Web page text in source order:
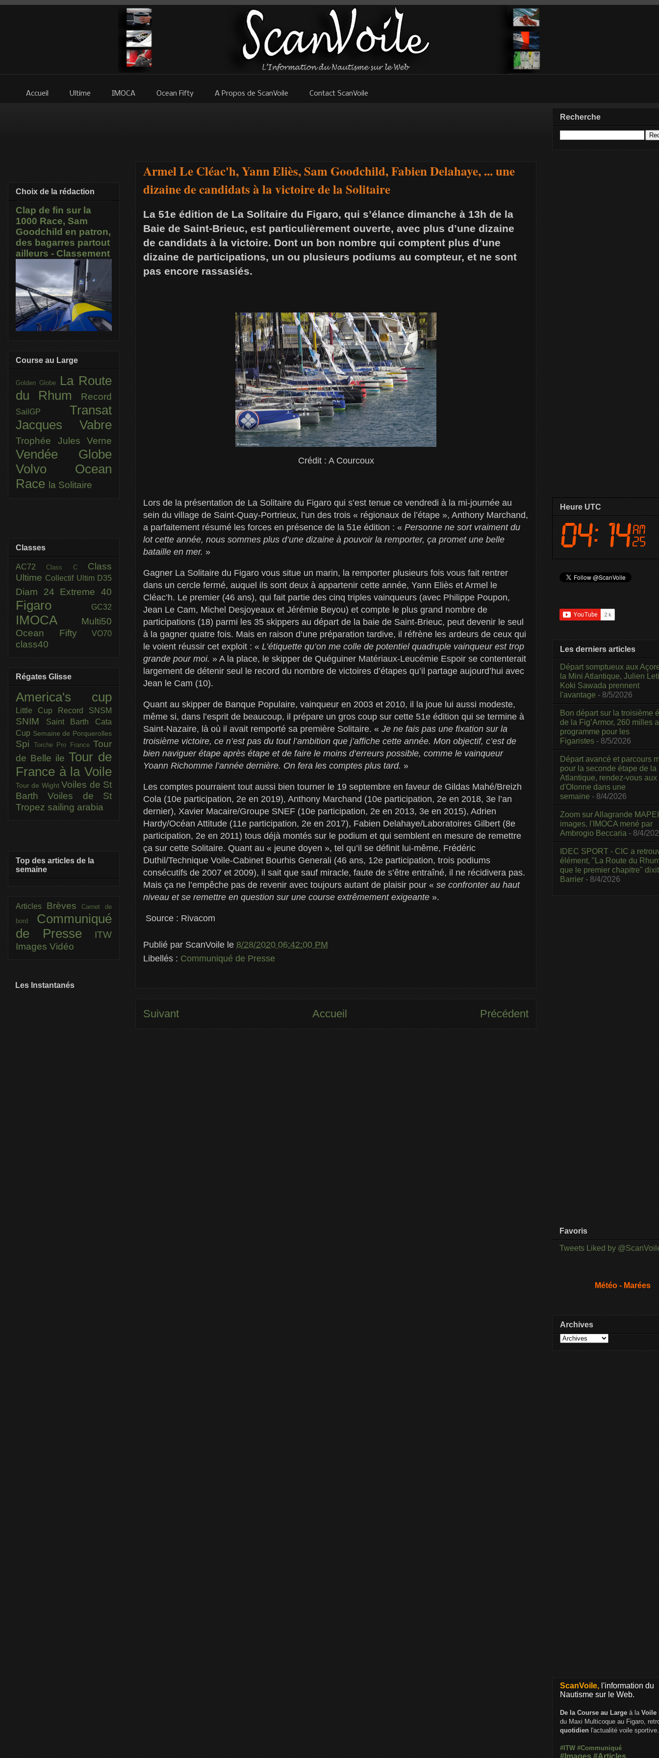
Accueil Ultime IMOCA Ocean Fifty A Propos de ScanVoile Contact ScanVoile
Armel Le Cléac'h, Yann Eliès, Sam Goodchild, Fabien Delahaye, ... une
dizaine de candidats à la victoire de la Solitaire
La 51e édition de La Solitaire du Figaro, qui s’élance dimanche à 13h de la
Baie de Saint-Brieuc, est particulièrement ouverte, avec plus d’une dizaine
de candidats à la victoire. Dont un bon nombre qui comptent plus d’une
dizaine de participations, un ou plusieurs podiums au compteur, et ne sont
pas encore rassasiés.
Crédit : A Courcoux
Lors de la présentation de La Solitaire du Figaro qui s’est tenue ce vendredi à la mi-journée au
sein du village de Saint-Quay-Portrieux, l’un des trois « régionaux de l’étape », Anthony Marchand,
a parfaitement résumé les forces en présence de la 51e édition : « Personne ne sort vraiment du
lot cette année, nous sommes plus d’une dizaine à pouvoir la remporter, ça promet une belle
bataille en mer. »
Gagner La Solitaire du Figaro vous situe un marin, la remporter plusieurs fois vous fait rentrer
dans un cercle fermé, auquel ils sont deux à appartenir cette année, Yann Eliès et Armel le
Cléac’h. Le premier (46 ans), qui fait partie des cinq triples vainqueurs (avec Philippe Poupon,
Jean Le Cam, Michel Desjoyeaux et Jérémie Beyou) et compte le plus grand nombre de
participations (18) parmi les 35 skippers au départ de la baie de Saint-Brieuc, peut devenir le seul
à la gagner quatre fois. Mais en raison d’une préparation tardive, il réfrène les ardeurs de ceux qui
le voient réussir cet exploit : « L’étiquette qu’on me colle de potentiel quadruple vainqueur est trop
grande pour moi. » A la place, le skipper de Quéguiner Matériaux-Leucémie Espoir se contenterait
largement de détenir seul le record du nombre de victoires d’étapes qu’il partage aujourd’hui avec
Jean le Cam (10).
Quant au skipper de Banque Populaire, vainqueur en 2003 et 2010, il la joue lui aussi modeste,
même si, dans l’esprit de beaucoup, il prépare un gros coup sur cette 51e édition qui se termine à
Saint-Nazaire, là où il avait remporté sa première Solitaire. « Je ne fais pas une fixation sur la
troisième victoire, ce n’est pas du tout l’ambition que j’affiche cette année. Mon objectif, c’est de
bien naviguer étape après étape et de faire le moins d’erreurs possible, comme le vainqueur
Yoann Richomme l’année dernière. On fera les comptes plus tard. »
Les comptes pourraient tout aussi bien tourner le 19 septembre en faveur de Gildas Mahé/Breizh
Cola (10e participation, 2e en 2019), Anthony Marchand (10e participation, 2e en 2018, 3e l’an
dernier), Xavier Macaire/Groupe SNEF (10e participation, 2e en 2013, 3e en 2015), Adrien
Hardy/Océan Attitude (11e participation, 2e en 2017), Fabien Delahaye/Laboratoires Gilbert (8e
participation, 2e en 2011) tous déjà montés sur le podium et qui semblent en mesure de remettre
ça sur cette Solitaire. Quant au « jeune doyen », tel qu’il se définit lui-même, Frédéric
Duthil/Technique Voile-Cabinet Bourhis Generali (46 ans, 12e participation, trois podiums
consécutifs de 2007 et 2009), il sait que sauf miracle, faute de s’être entraîné, il ne récidivera pas.
Mais ça ne l’empêche pas de revenir avec toujours autant de plaisir pour « se confronter au haut
niveau et se remettre en question sur une course extrêmement exigeante ».
Source : Rivacom
Publié par ScanVoile le 8/28/2020 06:42:00 PM
Libellés : Communiqué de Presse
Suivant Précédent
Accueil
Choix de la rédaction
Clap de fin sur la
1000 Race, Sam
Goodchild en patron,
des bagarres partout
ailleurs - Classement
Course au Large
Golden Globe
La Route
du Rhum
Record
SailGP Transat
Jacques Vabre
Trophée Jules Verne
Vendée Globe
Volvo Ocean
Race la Solitaire
Classes
AC72Class C Class
Ultime Collectif Ultim D35
Diam 24 Extreme 40
Figaro GC32
IMOCA
Multi50
Ocean Fifty
VO70
class40
Régates Glisse
America's cup
Little Cup Record SNSM
SNIM
Saint Barth Cata
Cup Semaine de Porquerolles
Spi Torche Pro France Tour
de Belle ile Tour de
France à la Voile
Tour de Wight Voiles de St
BarthVoiles de St
Tropez sailing arabia
Top des articles de la
semaine
Articles BrèvesCarnet de
bord Communiqué
de Presse
ITW
Images Vidéo
Les Instantanés
Recherche
Heure UTC
Les derniers articles
Départ somptueux aux
la Mini Atlantique, Julien
Koki Sawada prennent
l'avantage - 8/5/2026
Bon départ sur la troisième
de la Fig’Armor, 260 milles
programme pour les
Figaristes - 8/5/2026
Départ avancé et parcours
pour la seconde étape de la
Atlantique, rendez-vous
d'Olonne dans une
semaine - 8/4/2026
Zoom sur Allagrande
images, l'IMOCA mené par
Ambrogio Beccaria - 8/4/
IDEC SPORT - CIC a
élément, "La Route du
que le premier chapitre"
Barrier - 8/4/2026
Favoris
Tweets Liked by
Météo - Marées
Archives
ScanVoile, l'information du
Nautisme sur le Web.
De la Course au Large à la Voile
du Maxi Multicoque au Figaro,
quotidien l'actualité voile sportive.
#ITW #Communiqué
#Images #Articles